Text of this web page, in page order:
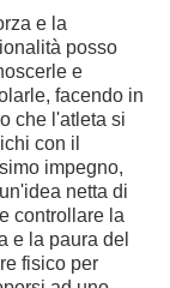
e la
posso
e
facendo in
che l'atleta si
con il
impegno,
netta di
controllare la
e la paura del
fisico per